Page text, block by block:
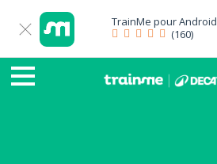
TrainMe pourAndroid
(160)